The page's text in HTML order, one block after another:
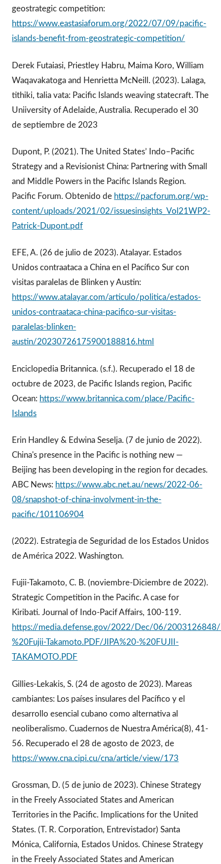
geostrategic competition:
https://www.eastasiaforum.org/2022/07/09/pacific-
islands-benefit-from-geostrategic-competition/
Derek Futaiasi, Priestley Habru, Maima Koro, William
Waqavakatoga and Henrietta McNeill. (2023). Lalaga,
tithiki, talia vata: Pacific Islands weaving statecraft. The
Uniiversity of Adelaide, Australia. Recuperado el 30
de septiembre de 2023
Dupont, P. (2021). The United States’ Indo–Pacific
Strategy and a Revisionist China: Partnering with Small
and Middle Powers in the Pacific Islands Region.
Pacific Forum. Obtenido de https://pacforum.org/wp-
content/uploads/2021/02/issuesinsights_Vol21WP2-
Patrick-Dupont.pdf
EFE, A. (26 de julio de 2023). Atalayar. Estados
Unidos contraataca a China en el Pacífico Sur con
visitas paralelas de Blinken y Austin:
https://www.atalayar.com/articulo/politica/estados-
unidos-contraataca-china-pacifico-sur-visitas-
paralelas-blinken-
austin/20230726175900188816.html
Enciclopedia Britannica. (s.f.). Recuperado el 18 de
octubre de 2023, de Pacific Islands region, Pacific
Ocean: https://www.britannica.com/place/Pacific-
Islands
Erin Handley & Edwina Seselja. (7 de junio de 2022).
China's presence in the Pacific is nothing new —
Beijing has been developing in the region for decades.
ABC News: https://www.abc.net.au/news/2022-06-
08/snapshot-of-china-involvment-in-the-
pacific/101106904
(2022). Estrategia de Seguridad de los Estados Unidos
de América 2022. Washington.
Fujii-Takamoto, C. B. (noviembre-Diciembre de 2022).
Strategic Competition in the Pacific. A case for
Kiribati. Journal of Indo-Pacif Affairs, 100-119.
https://media.defense.gov/2022/Dec/06/
%20Fujii-Takamoto.PDF/JIPA%20-%20FUJII-
TAKAMOTO.PDF
Gillies-Lekakis, S. (24 de agosto de 2023). Mareas
cambiantes: Los países insulares del Pacífico y el
desarrollo esencial cubano como alternativa al
neoliberalismo. Cuadernos de Nuestra América(8), 41-
56. Recuperado el 28 de agosto de 2023, de
https://www.cna.cipi.cu/cna/article/view/173
Grossman, D. (5 de junio de 2023). Chinese Strategy
in the Freely Associated States and American
Territories in the Pacific. Implications for the United
States. (T. R. Corporation, Entrevistador) Santa
Mónica, California, Estados Unidos. Chinese Strategy
in the Freely Associated States and American